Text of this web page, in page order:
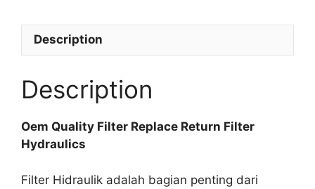
Description
Description
Oem Quality Filter Replace Return Filter
Hydraulics
Filter Hidraulik adalah bagian penting dari